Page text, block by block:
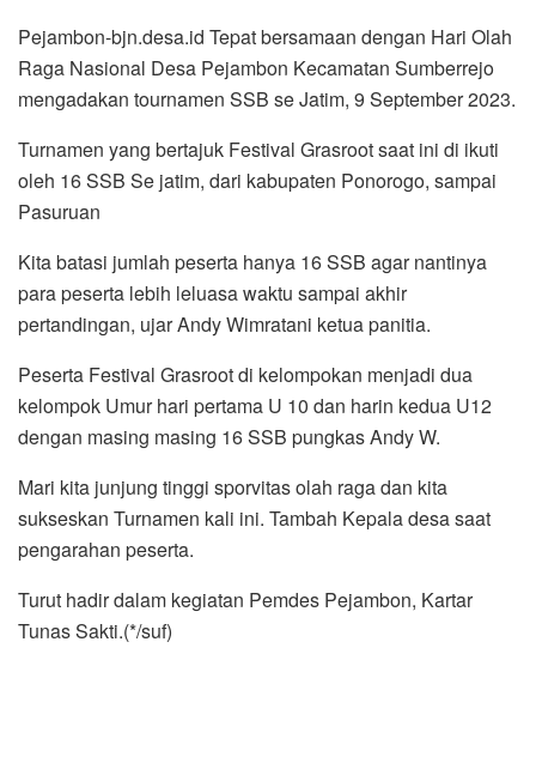
Pejambon-bjn.desa.id Tepat bersamaan dengan Hari Olah
Raga Nasional Desa Pejambon Kecamatan Sumberrejo
mengadakan tournamen SSB se Jatim, 9 September 2023.
Turnamen yang bertajuk Festival Grasroot saat ini di ikuti
oleh 16 SSB Se jatim, dari kabupaten Ponorogo, sampai
Pasuruan
Kita batasi jumlah peserta hanya 16 SSB agar nantinya
para peserta lebih leluasa waktu sampai akhir
pertandingan, ujar Andy Wimratani ketua panitia.
Peserta Festival Grasroot di kelompokan menjadi dua
kelompok Umur hari pertama U 10 dan harin kedua U12
dengan masing masing 16 SSB pungkas Andy W.
Mari kita junjung tinggi sporvitas olah raga dan kita
sukseskan Turnamen kali ini. Tambah Kepala desa saat
pengarahan peserta.
Turut hadir dalam kegiatan Pemdes Pejambon, Kartar
Tunas Sakti.(*/suf)